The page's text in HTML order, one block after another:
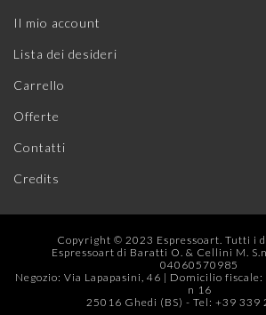
Il mio account
Lista dei desideri
Carrello
Offerte
Contatti
Credits
Copyright © 2023 Espressoart. Tutti i
Espressoart di Baratti O. & Cellini M.
04060570985
Negozio: Via Lapapasini, 46 | Domicilio fiscale:
n 16
25016 Ghedi (BS) - Tel: +39 339